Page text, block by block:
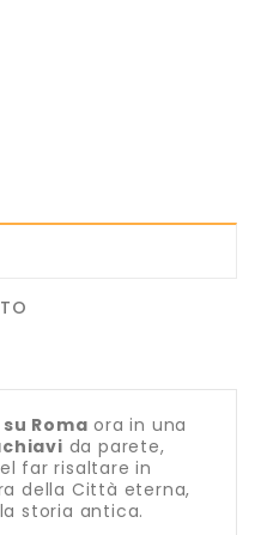
Roma ora in una
da parete,
far risaltare in
della Città eterna,
storia antica.